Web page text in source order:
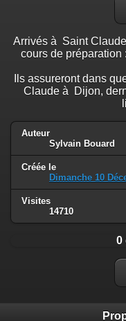
Arrivés à Saint
cours de préparation
Ils assureront dans
Claude à Dijon,
Auteur
Sylvain Bouard
Créée le
Dimanche 10
Visites
14710
0